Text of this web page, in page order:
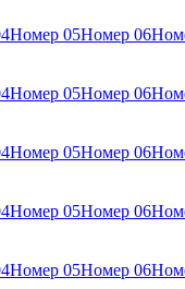
Номер 05Номер 06
Номер 05Номер 06
Номер 05Номер 06
Номер 05Номер 06
Номер 05Номер 06